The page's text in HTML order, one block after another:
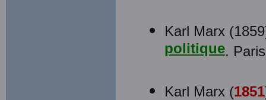
Karl Marx
politique.
Karl Marx (1851